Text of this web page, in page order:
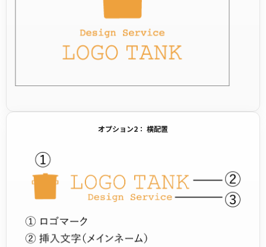
オプション2： 横配置